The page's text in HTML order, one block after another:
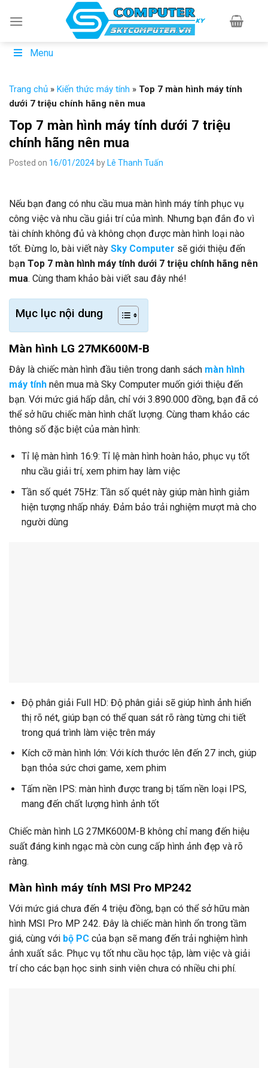
Menu
Trang chủ » Kiến thức máy tính » Top 7 màn hình máy tính
dưới 7 triệu chính hãng nên mua
Top 7 màn hình máy tính dưới 7 triệu
chính hãng nên mua
Posted on 16/01/2024 by Lê Thanh Tuấn
Nếu bạn đang có nhu cầu mua màn hình máy tính phục vụ
công việc và nhu cầu giải trí của mình. Nhưng bạn đắn đo vì
tài chính không đủ và không chọn được màn hình loại nào
tốt. Đừng lo, bài viết này Sky Computer sẽ giới thiệu đến
bạn Top 7 màn hình máy tính dưới 7 triệu chính hãng nên
mua. Cùng tham khảo bài viết sau đây nhé!
Mục lục nội dung
Màn hình LG 27MK600M-B
Đây là chiếc màn hình đầu tiên trong danh sách màn hình
máy tính nên mua mà Sky Computer muốn giới thiệu đến
bạn. Với mức giá hấp dẫn, chỉ với 3.890.000 đồng, bạn đã có
thể sở hữu chiếc màn hình chất lượng. Cùng tham khảo các
thông số đặc biệt của màn hình:
Tỉ lệ màn hình 16:9: Tỉ lệ màn hình hoàn hảo, phục vụ tốt
nhu cầu giải trí, xem phim hay làm việc
Tần số quét 75Hz: Tần số quét này giúp màn hình giảm
hiện tượng nhấp nháy. Đảm bảo trải nghiệm mượt mà cho
người dùng
Độ phân giải Full HD: Độ phân giải sẽ giúp hình ảnh hiển
thị rõ nét, giúp bạn có thể quan sát rõ ràng từng chi tiết
trong quá trình làm việc trên máy
Kích cỡ màn hình lớn: Với kích thước lên đến 27 inch, giúp
bạn thỏa sức chơi game, xem phim
Tấm nền IPS: màn hình được trang bị tấm nền loại IPS,
mang đến chất lượng hình ảnh tốt
Chiếc màn hình LG 27MK600M-B không chỉ mang đến hiệu
suất đáng kinh ngạc mà còn cung cấp hình ảnh đẹp và rõ
ràng.
Màn hình máy tính MSI Pro MP242
Với mức giá chưa đến 4 triệu đồng, bạn có thể sở hữu màn
hình MSI Pro MP 242. Đây là chiếc màn hình ổn trong tầm
giá, cùng với bộ PC của bạn sẽ mang đến trải nghiệm hình
ảnh xuất sắc. Phục vụ tốt nhu cầu học tập, làm việc và giải
trí cho các bạn học sinh sinh viên chưa có nhiều chi phí.